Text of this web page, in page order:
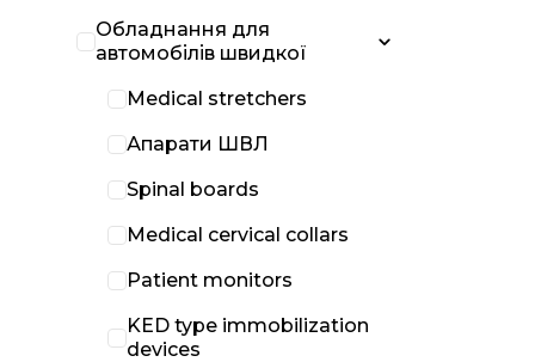
Обладнання для
автомобілів швидкої
Medical stretchers
Апарати ШВЛ
Spinal boards
Medical cervical collars
Patient monitors
KED type immobilization
devices